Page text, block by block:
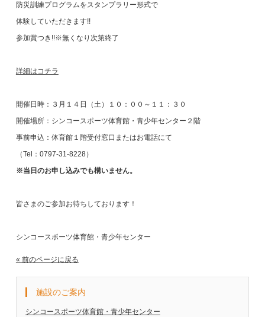
防災訓練プログラムをスタンプラリー形式で
体験していただきます!!
参加賞つき!!※無くなり次第終了
詳細はコチラ
開催日時：３月１４日（土）１０：００～１１：３０
開催場所：シンコースポーツ体育館・青少年センター２階
事前申込：体育館１階受付窓口またはお電話にて
（Tel：0797-31-8228）
※当日のお申し込みでも構いません。
皆さまのご参加お待ちしております！
シンコースポーツ体育館・青少年センター
« 前のページに戻る
施設のご案内
シンコースポーツ体育館・青少年センター